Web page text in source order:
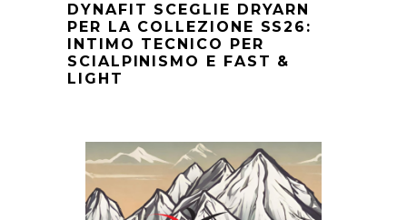
DYNAFIT SCEGLIE DRYARN
PER LA COLLEZIONE SS26:
INTIMO TECNICO PER
SCIALPINISMO E FAST &
LIGHT